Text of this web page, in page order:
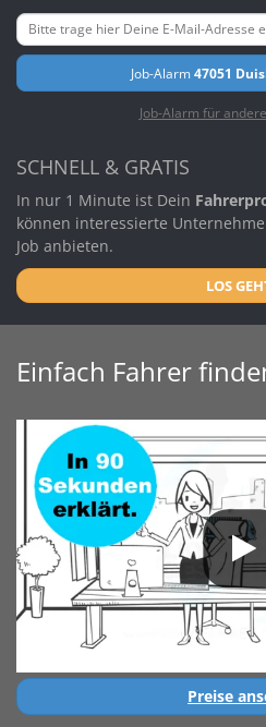
Job-Alarm47051
Job-Alarm für
SCHNELL & GRATIS
In nur 1 Minute ist Dein
können interessierte
Job anbieten.
LOS
Einfach Fahrer
Preise